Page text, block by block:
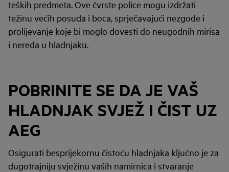
teških predmeta. Ove čvrste police mogu izdržati
težinu većih posuda i boca, sprječavajući nezgode i
prolijevanje koje bi moglo dovesti do neugodnih mirisa
i nereda u hladnjaku.
POBRINITE SE DA JE VAŠ
HLADNJAK SVJEŽ I ČIST UZ
AEG
Osigurati besprijekornu čistoću hladnjaka ključno je za
dugotrajniju svježinu vaših namirnica i stvaranje